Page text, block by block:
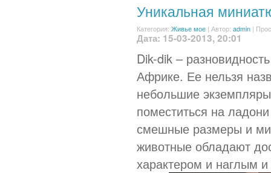
Уникальная
Категория: Живье мое | Автор: admin |
Дата: 15-03-2013, 20:01
Dik-dik –
Африке. Ее нельзя
небольшие
поместиться на
смешные размеры и
животные обладают
характером и наглым